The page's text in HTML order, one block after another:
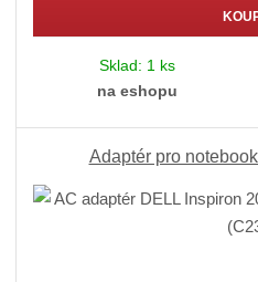
Sklad: 1 ks
na eshopu
Adaptér pro